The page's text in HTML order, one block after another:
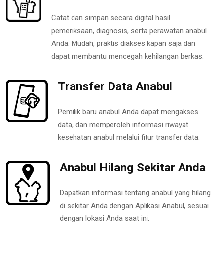
Catat dan simpan secara digital hasil
pemeriksaan, diagnosis, serta perawatan anabul
Anda. Mudah, praktis diakses kapan saja dan
dapat membantu mencegah kehilangan berkas.
Transfer Data Anabul
Pemilik baru anabul Anda dapat mengakses
data, dan memperoleh informasi riwayat
kesehatan anabul melalui fitur transfer data.
Anabul Hilang Sekitar Anda
Dapatkan informasi tentang anabul yang hilang
di sekitar Anda dengan Aplikasi Anabul, sesuai
dengan lokasi Anda saat ini.